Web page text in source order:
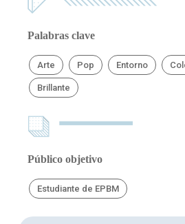
Palabras clave
Arte Pop Entorno
Brillante
Público objetivo
Estudiante de EPBM